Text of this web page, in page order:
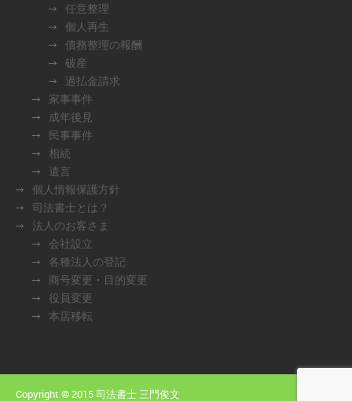
任意整理
個人再生
債務整理の報酬
破産
過払金請求
家事事件
成年後見
民事事件
相続
遺言
個人情報保護方針
司法書士とは？
法人のお客さま
会社設立
各種法人の登記
商号変更・目的変更
役員変更
本店移転
Copyright © 2015 司法書士 三門俊文